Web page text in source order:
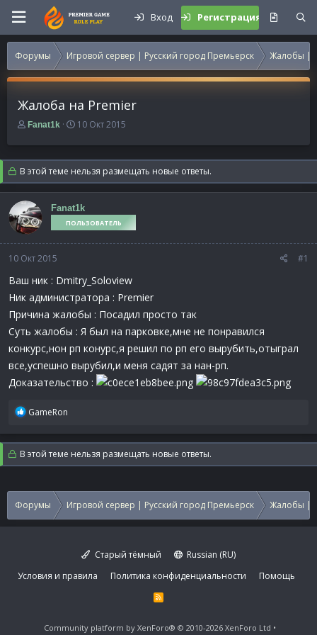
Вход Регистрация
Форумы Игровой сервер | Русский город Премьерск Жалобы |
Жалоба на Premier
А
т
о
р
т
е
м
ы
Fanat1k
Д
т
а
н
а
а
л
10 Окт 2015
В этой теме нельзя размещать новые ответы.
Fanat1k
ПОЛЬЗОВАТЕЛЬ
10 Окт 2015 #1
Ваш ник : Dmitry_Soloview
Ник администратора : Premier
Причина жалобы : Посадил просто так
Суть жалобы : Я был на парковке,мне не понравился
конкурс,нон рп конурс,я решил по рп его вырубить,отыграл
все,успешно вырубил,и меня садят за нан-рп.
Доказательство :
Р
а
к
ц
:
GameRon
В этой теме нельзя размещать новые ответы.
Форумы Игровой сервер | Русский город Премьерск Жалобы |
Старый тёмный
Russian (RU)
Условия и правила
Политика конфиденциальности Помощь
R
S
Community platform by XenForo® © 2010-2026 XenForo Ltd